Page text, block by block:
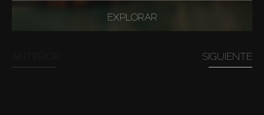
EXPLORAR
SIGUIENTE